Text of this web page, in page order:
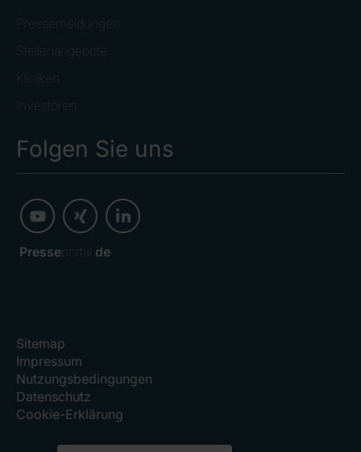
Pressemeldungen
Stellenangebote
Kliniken
Investoren
Folgen Sie uns
Presseportal. de
Sitemap
Impressum
Nutzungsbedingungen
Datenschutz
Cookie-Erklärung